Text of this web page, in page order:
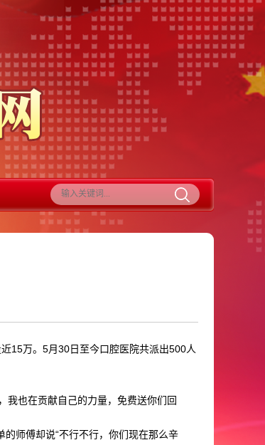
15万。5月30日至今口腔医院共派出500人
我也在贡献自己的力量，免费送你们回
师傅却说“不行不行，你们现在那么辛